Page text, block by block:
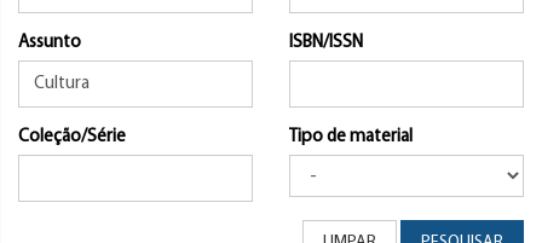
Assunto ISBN/ISSN
Coleção/Série Tipo de material